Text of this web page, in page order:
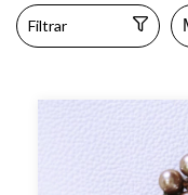
Filtrar